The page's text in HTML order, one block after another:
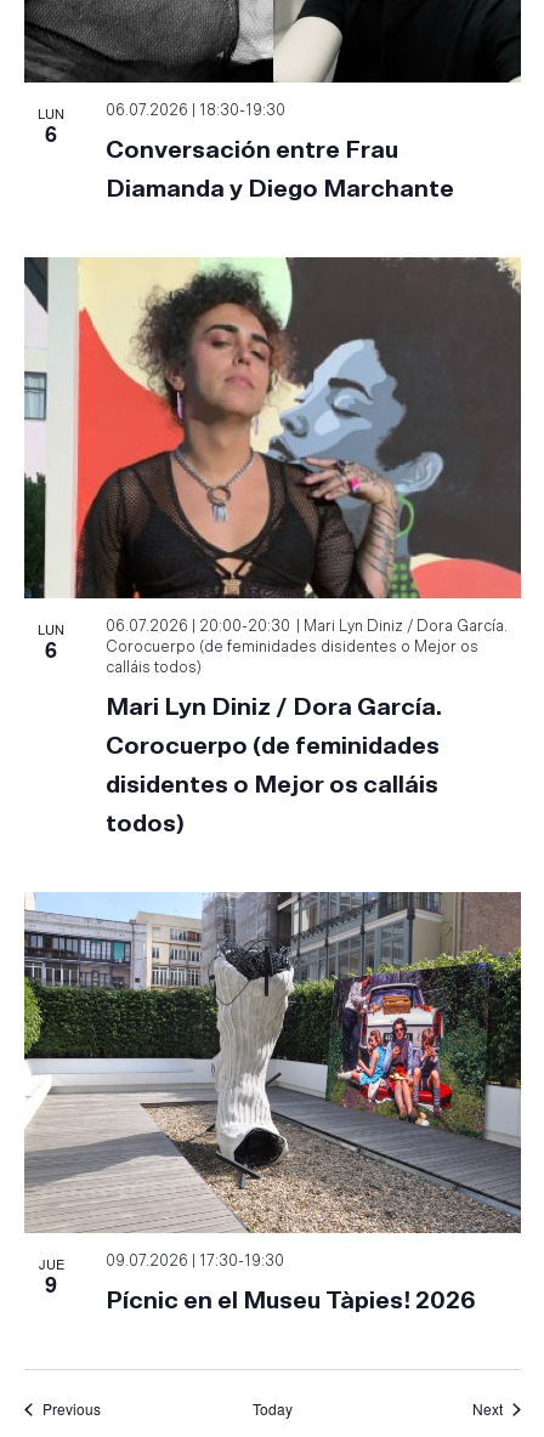
LUN
6
06.07.2026 | 18:30-19:30
Conversación entre Frau
Diamanda y Diego Marchante
LUN
6
06.07.2026 | 20:00-20:30
Mari Lyn Diniz / Dora García.
Corocuerpo (de feminidades disidentes o Mejor os
calláis todos)
Mari Lyn Diniz / Dora García.
Corocuerpo (de feminidades
disidentes o Mejor os calláis
todos)
JUE
9
09.07.2026 | 17:30-19:30
Pícnic en el Museu Tàpies! 2026
PreviousEvents Today Next